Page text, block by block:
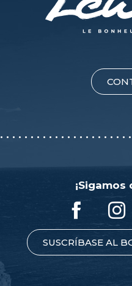
SUSCRÍBASE AL